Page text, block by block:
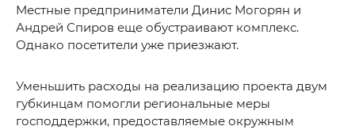
Местные предприниматели Динис Могорян и
Андрей Спиров еще обустраивают комплекс.
Однако посетители уже приезжают.
Уменьшить расходы на реализацию проекта двум
губкинцам помогли региональные меры
господдержки, предоставляемые окружным